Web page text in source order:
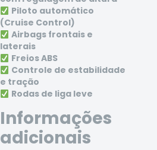
Piloto automático
(Cruise Control)
Airbags frontais e
laterais
Freios ABS
Controle de estabilidade
e tração
Rodas de liga leve
Informações
adicionais